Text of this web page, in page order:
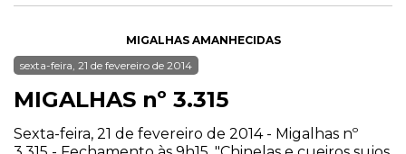
MIGALHAS AMANHECIDAS
sexta-feira, 21 de fevereiro de 2014
MIGALHAS nº 3.315
Sexta-feira, 21 de fevereiro de 2014 - Migalhas nº